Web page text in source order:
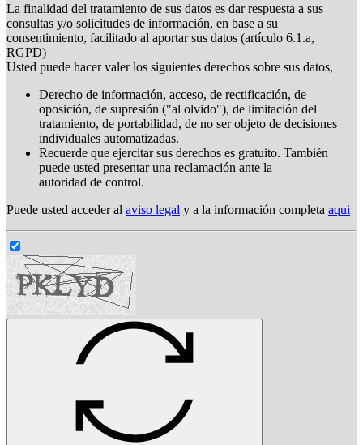
La finalidad del tratamiento de sus datos es dar respuesta a sus
consultas y/o solicitudes de información, en base a su
consentimiento, facilitado al aportar sus datos (artículo 6.1.a,
RGPD)
Usted puede hacer valer los siguientes derechos sobre sus datos,
Derecho de información, acceso, de rectificación, de
oposición, de supresión ("al olvido"), de limitación del
tratamiento, de portabilidad, de no ser objeto de decisiones
individuales automatizadas.
Recuerde que ejercitar sus derechos es gratuito. También
puede usted presentar una reclamación ante la
autoridad de control.
Puede usted acceder al aviso legal y a la información completa aqui